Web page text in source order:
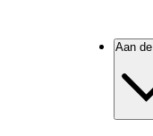
Aan